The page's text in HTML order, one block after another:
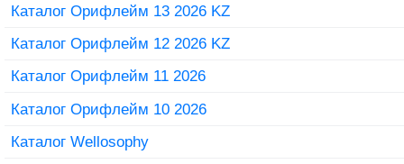
Каталог Орифлейм 13 2026 KZ
Каталог Орифлейм 12 2026 KZ
Каталог Орифлейм 11 2026
Каталог Орифлейм 10 2026
Каталог Wellosophy